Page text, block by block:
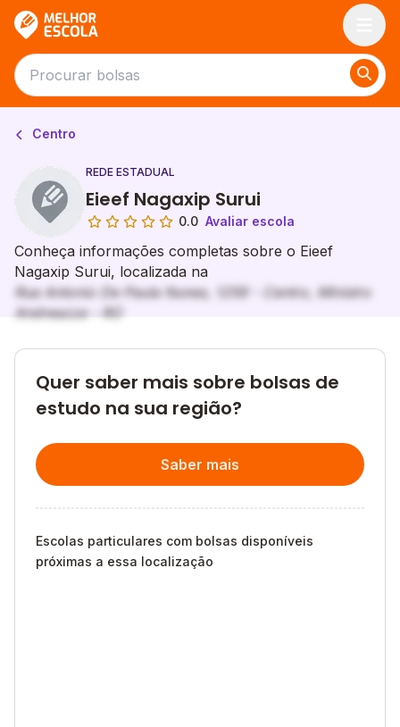
Centro
REDE ESTADUAL
Eieef Nagaxip Surui
0.0 Avaliar escola
Conheça informações completas sobre o Eieef
Nagaxip Surui, localizada na
Rua Antonio De Paula Nunes, 1259 - Centro, Ministro
Andreazza - RO
Quer saber mais sobre bolsas de
estudo na sua região?
Saber mais
Escolas particulares com bolsas disponíveis
próximas a essa localização